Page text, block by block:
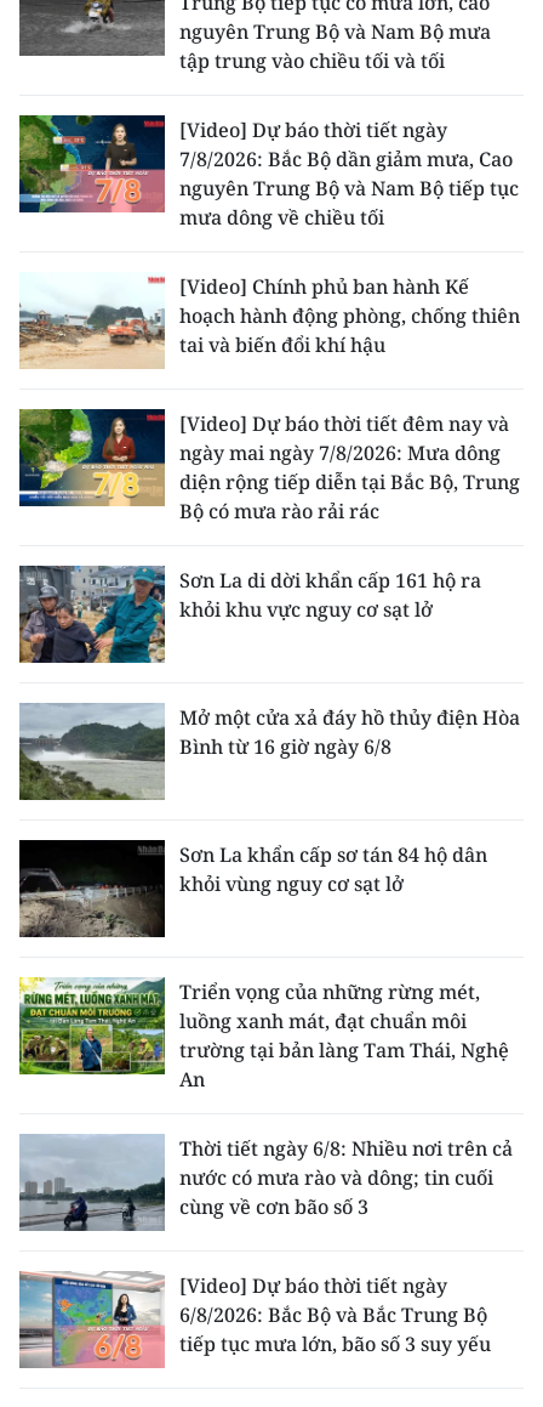
nguyên Trung Bộ và Nam Bộ mưa
tập trung vào chiều tối và tối
[Video] Dự báo thời tiết ngày
7/8/2026: Bắc Bộ dần giảm mưa, Cao
nguyên Trung Bộ và Nam Bộ tiếp tục
mưa dông về chiều tối
[Video] Chính phủ ban hành Kế
hoạch hành động phòng, chống thiên
tai và biến đổi khí hậu
[Video] Dự báo thời tiết đêm nay và
ngày mai ngày 7/8/2026: Mưa dông
diện rộng tiếp diễn tại Bắc Bộ, Trung
Bộ có mưa rào rải rác
Sơn La di dời khẩn cấp 161 hộ ra
khỏi khu vực nguy cơ sạt lở
Mở một cửa xả đáy hồ thủy điện Hòa
Bình từ 16 giờ ngày 6/8
Sơn La khẩn cấp sơ tán 84 hộ dân
khỏi vùng nguy cơ sạt lở
Triển vọng của những rừng mét,
luồng xanh mát, đạt chuẩn môi
trường tại bản làng Tam Thái, Nghệ
An
Thời tiết ngày 6/8: Nhiều nơi trên cả
nước có mưa rào và dông; tin cuối
cùng về cơn bão số 3
[Video] Dự báo thời tiết ngày
6/8/2026: Bắc Bộ và Bắc Trung Bộ
tiếp tục mưa lớn, bão số 3 suy yếu